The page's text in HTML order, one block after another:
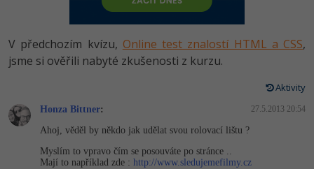
HTML5, CSS3, Bootstrap, SEO
SQL a databáze
UML a návrhové vzory
React
PHP
JavaScript
HTML / CSS
UML a návrhové vzory
Vývojář mobilních aplikací
Specialista na AI a bigdata
Webdesigner
-80%
JavaScript -80%
-80%
C++ -80%
-80%
Digitální gramotnost
Marketing -30%
SEO -30%
UX
-80%
Adobe Illustrator -80%
Adobe XD
Adobe InDesign
V předchozím kvízu, Online test znalostí HTML a CSS,
jsme si ověřili nabyté zkušenosti z kurzu.
Aktivity
Honza Bittner: 27.5.2013 20:54
Ahoj, věděl by někdo jak udělat svou rolovací lištu ?
Myslím to vpravo čím se posouváte po stránce ..
Mají to například zde : http://www.sledujemefilmy.cz